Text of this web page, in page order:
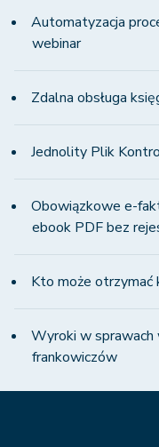
Automatyzacja
webinar
Zdalna obsługa
Jednolity Plik
Obowiązkowe e-
ebook PDF bez
Kto może otrzymać
Wyroki w sprawach
frankowiczów